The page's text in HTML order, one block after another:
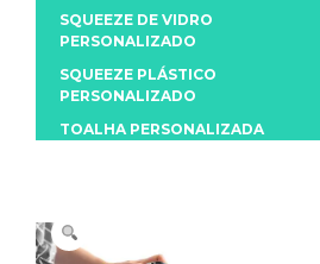
SQUEEZE DE VIDRO
PERSONALIZADO
SQUEEZE PLÁSTICO
PERSONALIZADO
TOALHA PERSONALIZADA